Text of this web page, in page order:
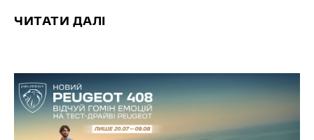
ЧИТАТИ ДАЛІ